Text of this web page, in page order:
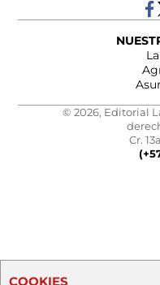
© 2026, Editorial
Cr.
COOKIES